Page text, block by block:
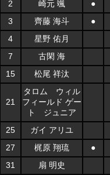
2
崎元 颯 ●
3
齊藤 海斗 ●
4
星野 佑月
7
古閑 海
15
松尾 祥汰
21
タロム ウィル
フィールド ゲー
ト ジュニア
25 ガイ アリユ
27
梶原 翔琉 ●
31
扇 明史